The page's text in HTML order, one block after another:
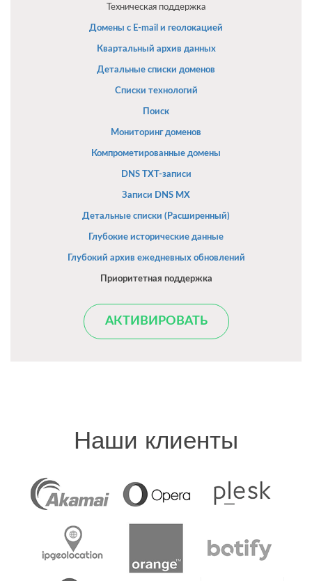
Техническая поддержка
Домены с E-mail и геолокацией
Квартальный архив данных
Детальные списки доменов
Списки технологий
Поиск
Мониторинг доменов
Компрометированные домены
DNS TXT-записи
Записи DNS MX
Детальные списки (Расширенный)
Глубокие исторические данные
Глубокий архив ежедневных обновлений
Приоритетная поддержка
АКТИВИРОВАТЬ
Наши клиенты